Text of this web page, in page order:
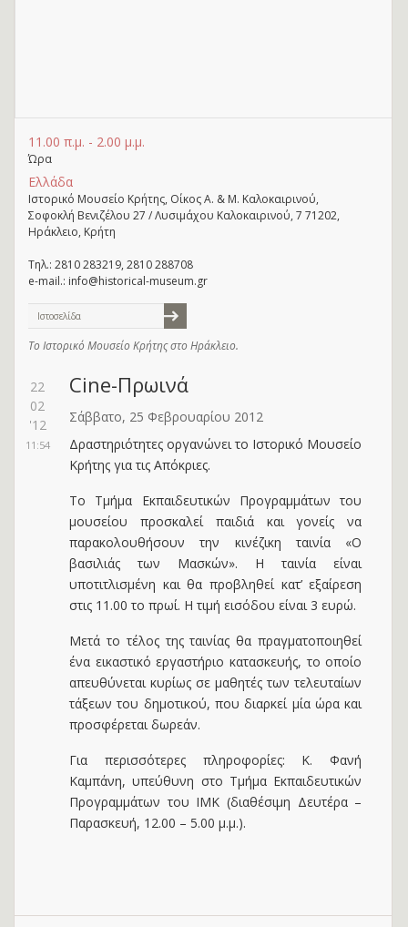
11.00 π.μ. - 2.00 μ.μ.
Ώρα
Ελλάδα
Ιστορικό Μουσείο Κρήτης, Οίκος Α. & Μ. Καλοκαιρινού,
Σοφοκλή Βενιζέλου 27 / Λυσιμάχου Καλοκαιρινού, 7 71202,
Ηράκλειο, Κρήτη
Τηλ.: 2810 283219, 2810 288708
e-mail.: info@historical-museum.gr
Ιστοσελίδα
Το Ιστορικό Μουσείο Κρήτης στο Ηράκλειο.
22
02
'12
11:54
Cine-Πρωινά
Σάββατο, 25 Φεβρουαρίου 2012
Δραστηριότητες οργανώνει το Ιστορικό Μουσείο
Κρήτης για τις Απόκριες.
Το Τμήμα Εκπαιδευτικών Προγραμμάτων του
μουσείου προσκαλεί παιδιά και γονείς να
παρακολουθήσουν την κινέζικη ταινία «Ο
βασιλιάς των Μασκών». Η ταινία είναι
υποτιτλισμένη και θα προβληθεί κατ’ εξαίρεση
στις 11.00 το πρωί. Η τιμή εισόδου είναι 3 ευρώ.
Μετά το τέλος της ταινίας θα πραγματοποιηθεί
ένα εικαστικό εργαστήριο κατασκευής, το οποίο
απευθύνεται κυρίως σε μαθητές των τελευταίων
τάξεων του δημοτικού, που διαρκεί μία ώρα και
προσφέρεται δωρεάν.
Για περισσότερες πληροφορίες: Κ. Φανή
Καμπάνη, υπεύθυνη στο Τμήμα Εκπαιδευτικών
Προγραμμάτων του ΙΜΚ (διαθέσιμη Δευτέρα –
Παρασκευή, 12.00 – 5.00 μ.μ.).